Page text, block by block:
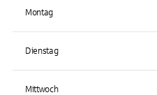
Montag
Dienstag
Mittwoch